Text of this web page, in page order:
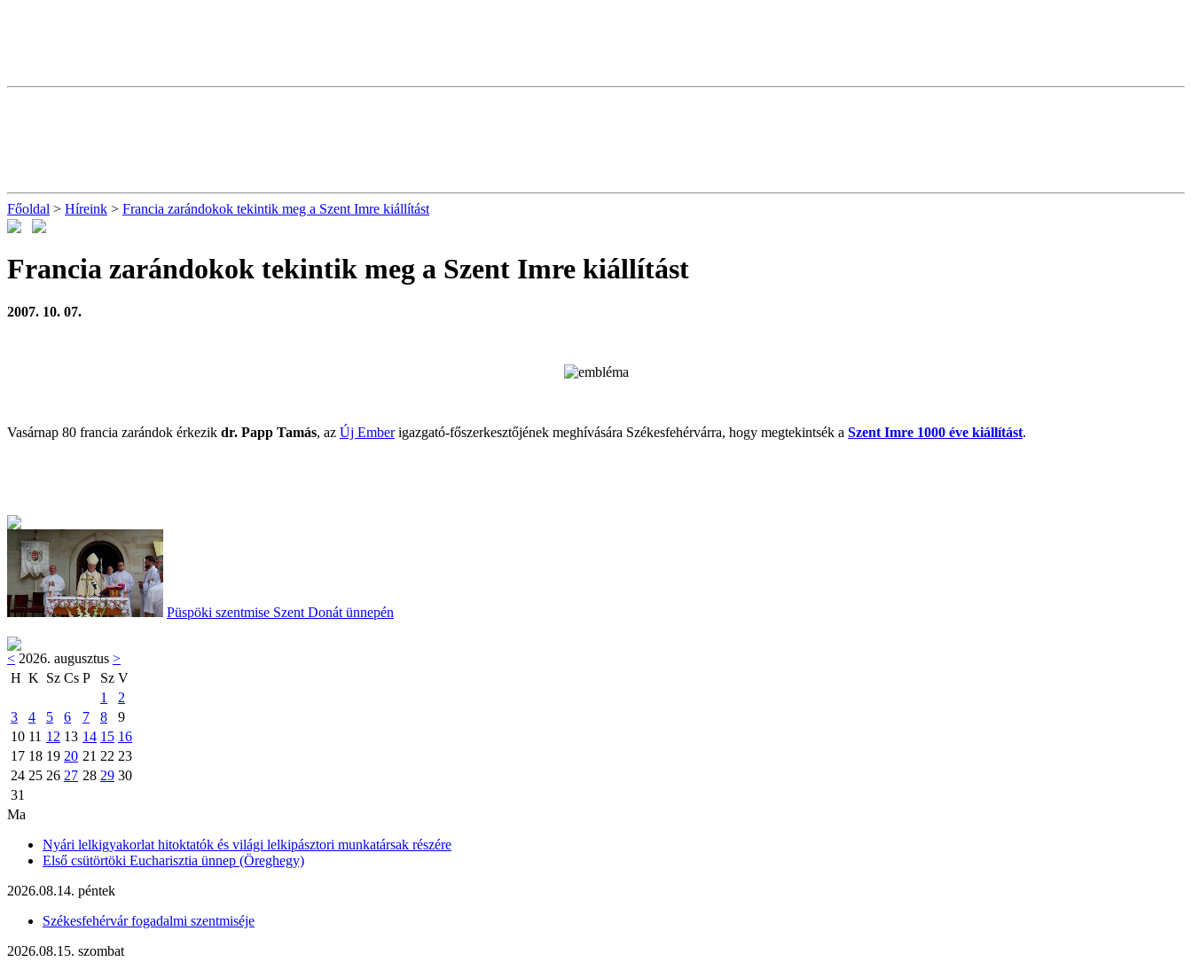
Főoldal > Híreink > Francia zarándokok tekintik meg a Szent Imre kiállítást
Francia zarándokok tekintik meg a Szent Imre kiállítást
2007. 10. 07.
Vasárnap 80 francia zarándok érkezik dr. Papp Tamás, az Új Emberigazgató-főszerkesztőjének meghívására Székesfehérvárra, hogy megtekintsék a Szent Imre 1000 éve kiállítást.
Püspöki szentmise Szent Donát ünnepén
< 2026. augusztus >
H K Sz Cs P Sz V
1
2
3
4 5 6 7 8
9
10 11 12 13 14 15 16
17 18 19 20 21 22 23
24 25 26 27 28 29 30
31
Ma
Nyári lelkigyakorlat hitoktatók és világi lelkipásztori munkatársak részére
Első csütörtöki Eucharisztia ünnep (Öreghegy)
2026.08.14. péntek
Székesfehérvár fogadalmi szentmiséje
2026.08.15. szombat